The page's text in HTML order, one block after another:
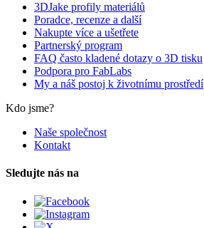
3DJake profily materiálů
Poradce, recenze a další
Nakupte více a ušetřete
Partnerský program
FAQ často kladené dotazy o 3D tisku
Podpora pro FabLabs
My a náš postoj k životnímu prostředí
Kdo jsme?
Naše společnost
Kontakt
Sledujte nás na